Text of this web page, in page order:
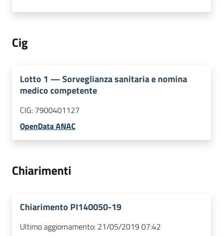
Cig
Lotto 1 —Sorveglianza sanitaria e nomina
medico competente
CIG: 7900401127
OpenData ANAC
Chiarimenti
Chiarimento PI140050-19
Ultimo aggiornamento: 21/05/2019 07:42